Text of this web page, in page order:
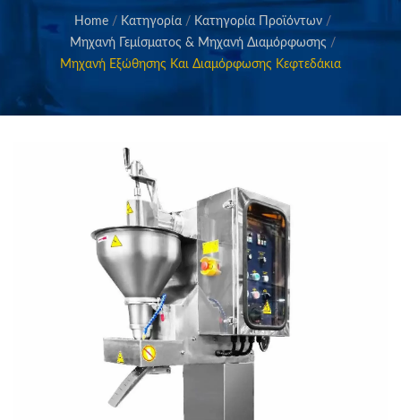
Ding-Han ειδικεύεται στην κατασκευή εξοπλισμού
επεξεργασίας τροφίμων. Σχεδιάζουμε, μηχανολογούμε
και κατασκευάζουμε τις μηχανές που δημιουργούν
και συσκευάζουν προετοιμασμένα κρέατα, λαχανικά
τηγανητά σνακς και άλλα ποιοτικά τρόφιμα.
Home / Κατηγορία / Κατηγορία Προϊόντων /
Μηχανή Γεμίσματος & Μηχανή Διαμόρφωσης /
Μηχανή Εξώθησης Και Διαμόρφωσης Κεφτεδάκια